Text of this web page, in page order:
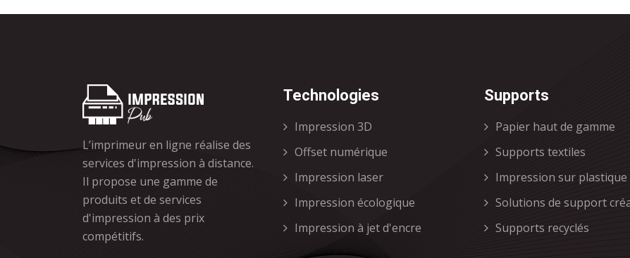
L’imprimeur en ligne réalise des
services d'impression à distance.
Il propose une gamme de
produits et de services
d'impression à des prix
compétitifs.
Technologies
Impression 3D
Offset numérique
Impression laser
Impression écologique
Impression à jet d'encre
Supports
Papier haut de gamme
Supports textiles
Impression sur plastique
Solutions de support
Supports recyclés